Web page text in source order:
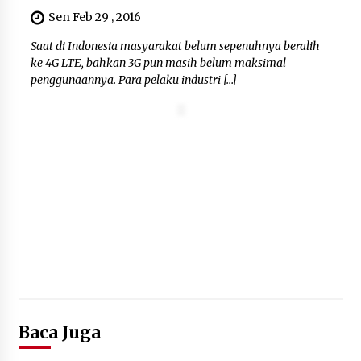
Sen Feb 29 , 2016
Saat di Indonesia masyarakat belum sepenuhnya beralih
ke 4G LTE, bahkan 3G pun masih belum maksimal
penggunaannya. Para pelaku industri […]
Baca Juga